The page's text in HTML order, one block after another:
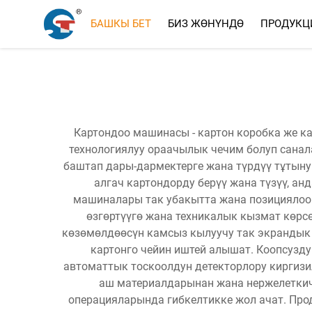
БАШКЫ БЕТ БИЗ ЖӨНҮНДӨ
Картондоо машинасы - картон коробка же
технологиялуу ораачылык чечим болуп
баштап дары-дармектерге жана түрдүү
алгач картондорду берүү жана түзүү,
машиналары так убакытта жана
өзгөртүүгө жана техникалык кызмат
көзөмөлдөөсүн камсыз кылуучу так
картонго чейин иштей алышат.
автоматтык тоскоолдун детекторлору
аш материалдарынан жана
операцияларында гибкелтикке жол ачат.